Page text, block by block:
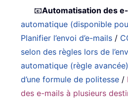
📧Automatisation des
automatique (disponible
Planifier l’envoi d’e-mails /
selon des règles lors de
automatique (règle avancée)
d’une formule de politesse /
des e-mails à plusieurs